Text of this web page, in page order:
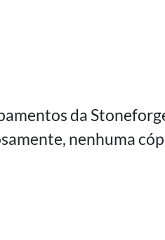
da
nenhuma